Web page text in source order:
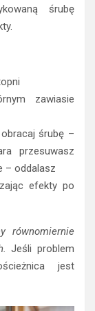
śrubę
zawiasie
śrubę –
przesuwasz
– oddalasz
efekty po
równomiernie
Jeśli problem
jest